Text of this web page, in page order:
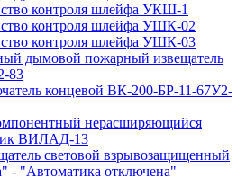
контроля шлейфа УКШ-1
контроля шлейфа УШК-02
контроля шлейфа УШК-03
дымовой пожарный извещатель
83
концевой ВК-200-БР-11-67У2-
нерасширяющийся
ВИЛАД-13
световой взрывозащищенный
- "Автоматика отключена"